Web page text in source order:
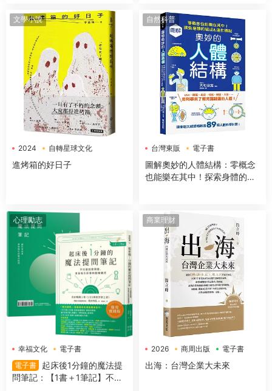
文學小說
2024
自轉星球文化
電子書
進烤箱的好日子
自然科普
台灣東販 電子書
圖解奧妙的人體結構：零概念
也能樂在其中！探索身體的組
心理勵志
幸福文化
電子書
電子書
起床後1分鐘的魔法提
問筆記：【1書＋1筆記】不隻
商業理財
2026 商周出版 電子書
出海：台灣企業大未來